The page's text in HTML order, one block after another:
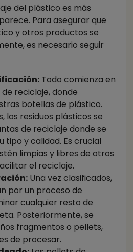
del plástico es más
Para asegurar que
y otros productos se
es necesario seguir
Todo comienza en
reciclaje, donde
botellas de plástico.
los residuos plásticos se
de reciclaje donde se
tipo y calidad. Es crucial
limpias y libres de otros
el reciclaje.
Una vez clasificados,
por un proceso de
cualquier resto de
Posteriormente, se
fragmentos o pellets,
de procesar.